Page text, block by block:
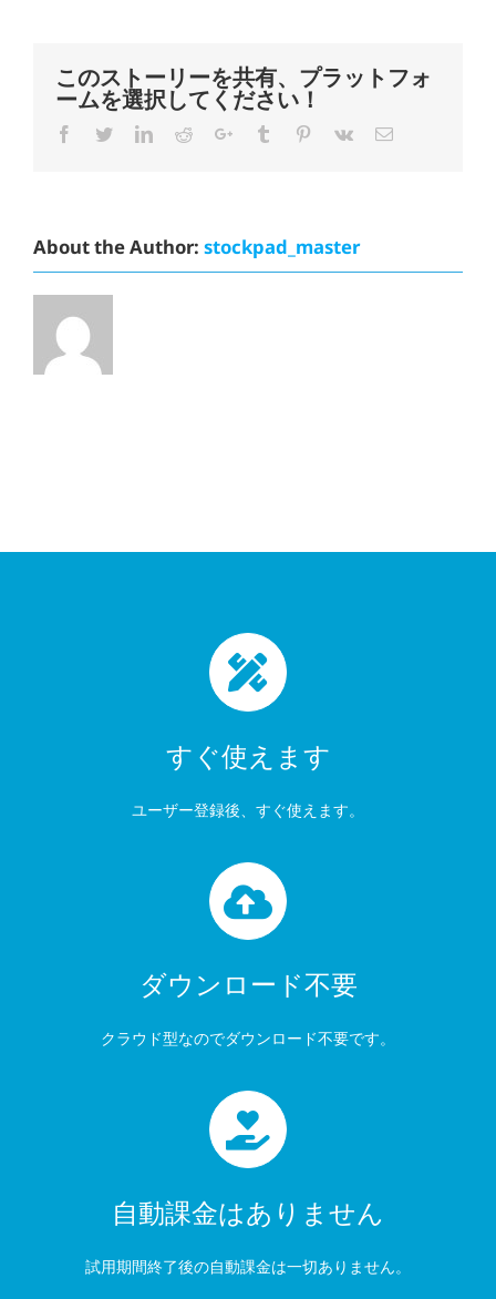
このストーリーを共有、プラットフォ
ームを選択してください！
Facebook
TwitterLinkedIn
RedditGoogle+Tumblr Pinterest
Vk Email
About the Author: stockpad_master
すぐ使えます
ユーザー登録後、すぐ使えます。
ダウンロード不要
クラウド型なのでダウンロード不要です。
自動課金はありません
試用期間終了後の自動課金は一切ありません。